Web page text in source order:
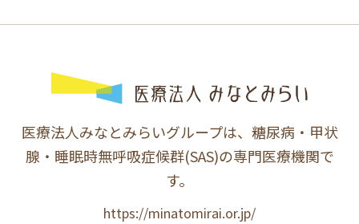
医療法人みなとみらいグループは、糖尿病・甲状
腺・睡眠時無呼吸症候群(SAS)の専門医療機関で
す。
https://minatomirai.or.jp/